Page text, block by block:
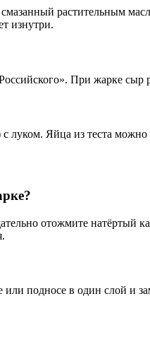
растительным
изнутри.
При жарке сыр
Яйца из теста
отожмите натёртый
подносе в один слой и